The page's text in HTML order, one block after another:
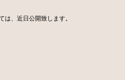
、近日公開致します。